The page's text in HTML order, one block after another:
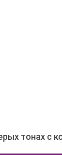
тонах с